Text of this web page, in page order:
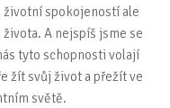
životní spokojeností ale
A nejspíš jsme se
tyto schopnosti volají
žít svůj život a přežít ve
světě.